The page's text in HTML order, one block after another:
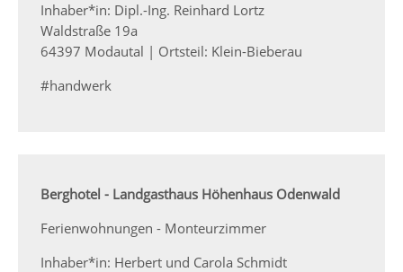
Inhaber*in: Dipl.-Ing. Reinhard Lortz
Waldstraße 19a
64397 Modautal | Ortsteil: Klein-Bieberau
#handwerk
Berghotel - Landgasthaus Höhenhaus Odenwald
Ferienwohnungen - Monteurzimmer
Inhaber*in: Herbert und Carola Schmidt